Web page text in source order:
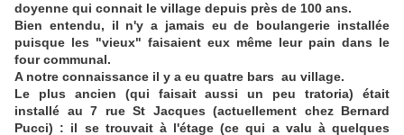
doyenne qui connait le village depuis près de 100 ans.
Bien entendu, il n'y a jamais eu de boulangerie installée
puisque les "vieux" faisaient eux même leur pain dans le
four communal.
A notre connaissance il y a eu quatre bars au village.
Le plus ancien (qui faisait aussi un peu tratoria) était
installé au 7 rue St Jacques (actuellement chez Bernard
Pucci) : il se trouvait à l'étage (ce qui a valu à quelques